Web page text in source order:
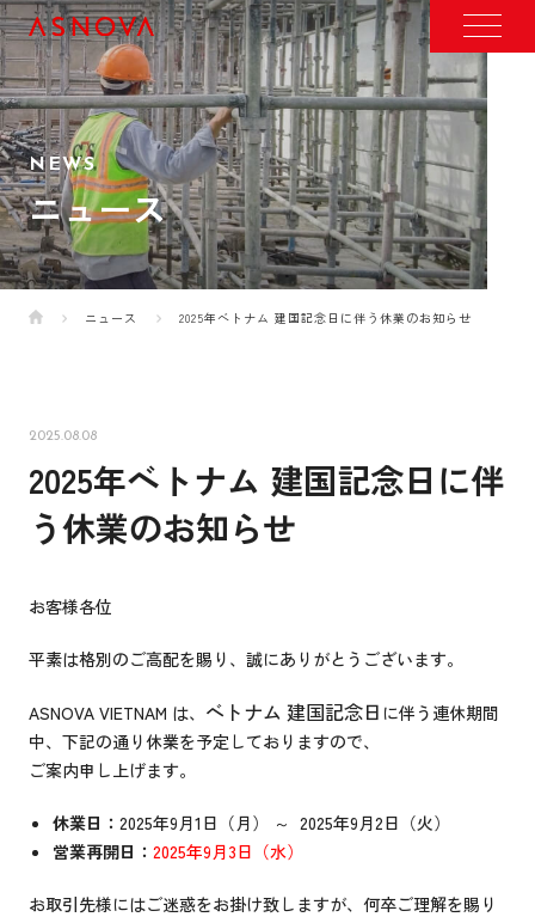
NEWS
ニュース
ニュース 2025年ベトナム 建国記念日に伴う休業のお知らせ
2025.08.08
2025年ベトナム 建国記念日に伴
う休業のお知らせ
お客様各位
平素は格別のご高配を賜り、誠にありがとうございます。
ASNOVA VIETNAM は、 ベトナム 建国記念日 に伴う連休期間
中、下記の通り休業を予定しておりますので、
ご案内申し上げます。
休業日： 2025年9月1日（月） ～ 2025年9月2日（火）
営業再開日： 2025年9月3日（水）
お取引先様にはご迷惑をお掛け致しますが、何卒ご理解を賜り